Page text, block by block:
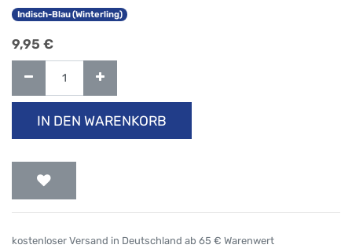
Indisch-Blau (Winterling)
9,95 €
IN DEN WARENKORB
kostenloser Versand in Deutschland ab 65 € Warenwert